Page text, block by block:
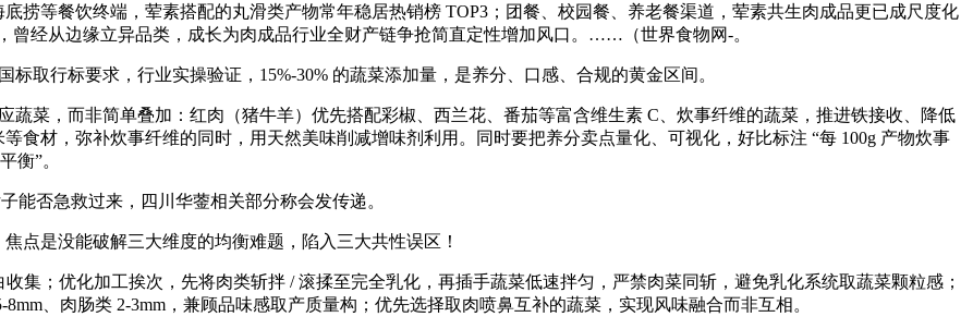
捞等餐饮终端，荤素搭配的丸滑类产物常年稳居热销榜 TOP3；团餐、校园餐、养老餐渠道，荤素共生肉成品更已成尺度化
经从边缘立异品类，成长为肉成品行业全财产链争抢简直定性增加风口。……（世界食物网-。
行标要求，行业实操验证，15%-30% 的蔬菜添加量，是养分、口感、合规的黄金区间。
菜，而非简单叠加：红肉（猪牛羊）优先搭配彩椒、西兰花、番茄等富含维生素 C、炊事纤维的蔬菜，推进铁接收、降低
食材，弥补炊事纤维的同时，用天然美味削减增味剂利用。同时要把养分卖点量化、可视化，好比标注 “每 100g 产物炊事
衡”。
否急救过来，四川华蓥相关部分称会发传递。
是没能破解三大维度的均衡难题，陷入三大共性误区！
；优化加工挨次，先将肉类斩拌 / 滚揉至完全乳化，再插手蔬菜低速拌匀，严禁肉菜同斩，避免乳化系统取蔬菜颗粒感；
、肉肠类 2-3mm，兼顾品味感取产质量构；优先选择取肉喷鼻互补的蔬菜，实现风味融合而非互相。